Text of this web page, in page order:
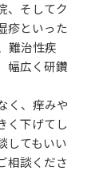
、そしてク
疹といった
難治性疾
幅広く研鑽
く、痒みや
く下げてし
してもいい
相談くださ